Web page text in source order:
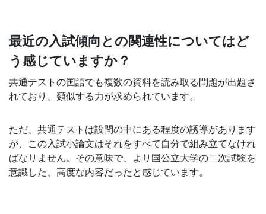
ご
用
し
て
最近の入試傾向との関連性についてはど
う感じていますか？
共通テストの国語でも複数の資料を読み取る問題が出題さ
れており、類似する力が求められています。
ただ、共通テストは設問の中にある程度の誘導があります
が、この入試小論文はそれをすべて自分で組み立てなけれ
ばなりません。その意味で、より国公立大学の二次試験を
意識した、高度な内容だったと感じています。